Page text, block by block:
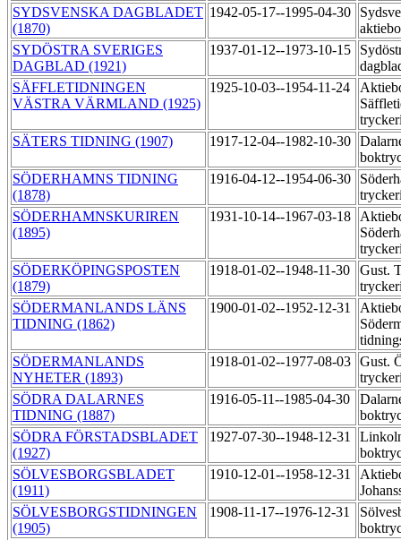
SYDSVENSKA DAGBLADET
(1870)
1942-05-17--1995-04-30
SYDÖSTRA SVERIGES
DAGBLAD (1921)
1937-01-12--1973-10-15
SÄFFLETIDNINGEN
VÄSTRA VÄRMLAND (1925)
1925-10-03--1954-11-24
SÄTERS TIDNING (1907)
1917-12-04--1982-10-30
SÖDERHAMNS TIDNING
(1878)
1916-04-12--1954-06-30
SÖDERHAMNSKURIREN
(1895)
1931-10-14--1967-03-18
SÖDERKÖPINGSPOSTEN
(1879)
1918-01-02--1948-11-30
Gust.
SÖDERMANLANDS LÄNS
TIDNING (1862)
1900-01-02--1952-12-31
SÖDERMANLANDS
NYHETER (1893)
1918-01-02--1977-08-03 Gust.
SÖDRA DALARNES
TIDNING (1887)
1916-05-11--1985-04-30
SÖDRA FÖRSTADSBLADET
(1927)
1927-07-30--1948-12-31
SÖLVESBORGSBLADET
(1911)
1910-12-01--1958-12-31
SÖLVESBORGSTIDNINGEN
(1905)
1908-11-17--1976-12-31